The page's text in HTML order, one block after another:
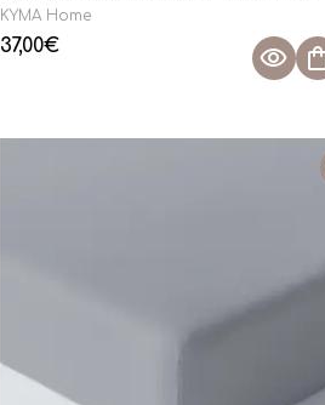
KYMA Home
37,00€